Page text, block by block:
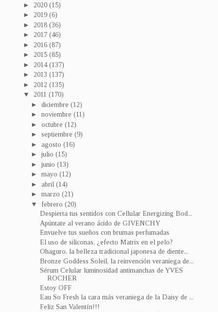
► 2020 (15)
► 2019 (6)
► 2018 (36)
► 2017 (46)
► 2016 (87)
► 2015 (85)
► 2014 (137)
► 2013 (137)
► 2012 (135)
▼ 2011 (170)
►diciembre(12)
►noviembre(11)
►octubre(12)
►septiembre(9)
►agosto(16)
►julio(15)
►junio(13)
►mayo(12)
►abril(14)
►marzo(21)
▼ febrero(20)
Despierta tus sentidos con Cellular Energizing Bod...
Apúntate al verano ácido de GIVENCHY
Envuelve tus sueños con brumas perfumadas
El uso de siliconas, ¿efecto Matrix en el pelo?
Ohaguro, la belleza tradicional japonesa de diente...
Bronze Goddess Soleil, la reinvención veraniega de...
Sérum Celular luminosidad antimanchas de YVES
ROCHER
Estoy OFF
Eau So Fresh la cara más veraniega de la Daisy de ...
Feliz San Valentín!!!